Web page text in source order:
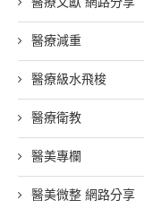
醫療減重
醫療級水飛梭
醫療衛教
醫美專欄
醫美微整 網路分享